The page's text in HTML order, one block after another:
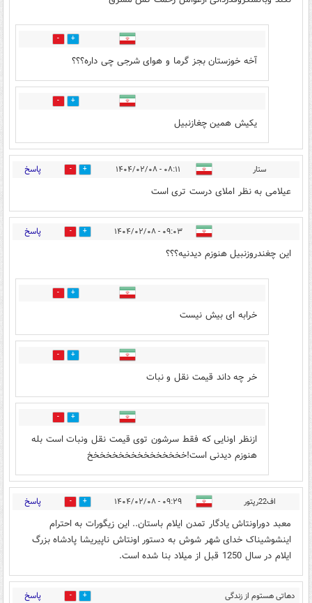
2
آخه خوزستان بجز گرما و هوای شرجی چی داره؟؟؟
1
یکیش همین چغازنبیل
ستار ۰۸:۱۱ - ۱۴۰۴/۰۲/۰۸ 1 پاسخ
عیلامی به نظر املای درست تری است
۰۹:۰۳ - ۱۴۰۴/۰۲/۰۸ 2 پاسخ
این چغندروزنبیل هنوزم دیدنیه؟؟؟
1
خرابه ای بیش نیست
0
خر چه داند قیمت نقل و نبات
1
ازنظر اونایی که فقط سرشون توی قیمت نقل ونبات است بله
هنوزم دیدنی است!خخخخخخخخخخخخخخخخ
اف22رپتور ۰۹:۲۹ - ۱۴۰۴/۰۲/۰۸ 0 پاسخ
معبد دوراونتاش یادگار تمدن ایلام باستان.. این زیگورات به احترام
اینشوشیناک خدای شهر شوش به دستور اونتاش ناپیریشا پادشاه بزرگ
ایلام در سال 1250 قبل از میلاد بنا شده است.
دهاتی هستوم از زندگی
3 پاسخ